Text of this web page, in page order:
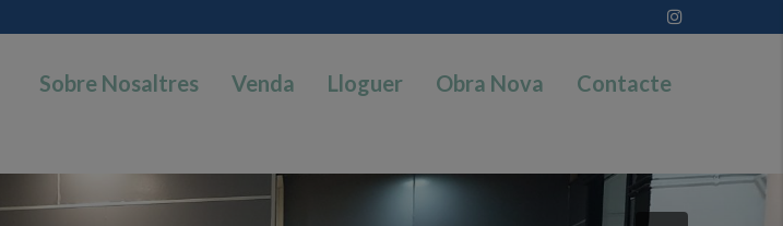
Sobre Nosaltres Venda Lloguer Obra Nova Contacte